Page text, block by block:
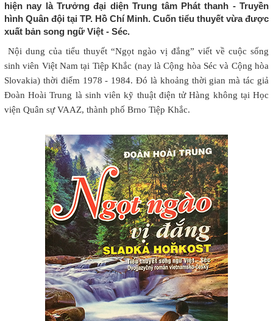
hiện nay là Trưởng đại diện Trung tâm Phát thanh - Truyền
hình Quân đội tại TP. Hồ Chí Minh. Cuốn tiểu thuyết vừa được
xuất bản song ngữ Việt - Séc.
Nội dung của tiểu thuyết “Ngọt ngào vị đắng” viết về cuộc sống
sinh viên Việt Nam tại Tiệp Khắc (nay là Cộng hòa Séc và Cộng hòa
Slovakia) thời điểm 1978 - 1984. Đó là khoảng thời gian mà tác giả
Đoàn Hoài Trung là sinh viên kỹ thuật điện tử Hàng không tại Học
viện Quân sự VAAZ, thành phố Brno Tiệp Khắc.